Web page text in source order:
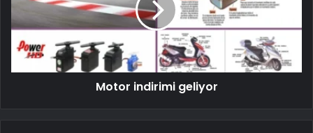
Motor indirimi geliyor